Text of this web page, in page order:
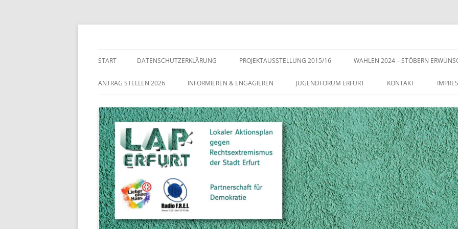
Inhalt
START DATENSCHUTZERKLÄRUNG PROJEKTAUSSTELLUNG 2015/16 WAHLEN 2024 – STÖBERN
ANTRAG STELLEN 2026 INFORMIEREN & ENGAGIEREN JUGENDFORUM ERFURT KONTAKT